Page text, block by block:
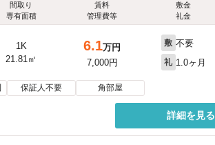
間取り
専有面積
賃料
管理費等
敷金
礼金
1K
21.81㎡
6.1万円
7,000円
敷 不要
礼 1.0ヶ月
保証人不要 角部屋
詳細を見る